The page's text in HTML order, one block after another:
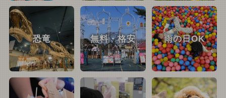
恐竜 無料・格安 雨の日OK